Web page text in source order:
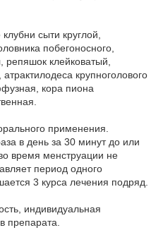
сыти круглой,
побегоносного,
клейковатый,
крупноголового
кора пиона
применения.
в день за 30 минут до или
время менструации не
период одного
3 курса лечения подряд.
индивидуальная
препарата.